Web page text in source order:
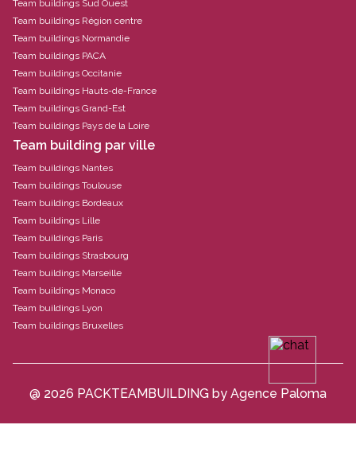
Team buildings Sud Ouest
Team buildings Région centre
Team buildings Normandie
Team buildings PACA
Team buildings Occitanie
Team buildings Hauts-de-France
Team buildings Grand-Est
Team buildings Pays de la Loire
Team building par ville
Team buildings Nantes
Team buildings Toulouse
Team buildings Bordeaux
Team buildings Lille
Team buildings Paris
Team buildings Strasbourg
Team buildings Marseille
Team buildings Monaco
Team buildings Lyon
Team buildings Bruxelles
@ 2026 PACKTEAMBUILDING by Agence Paloma